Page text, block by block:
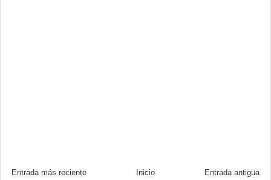
Entrada más reciente Entrada antigua
Inicio